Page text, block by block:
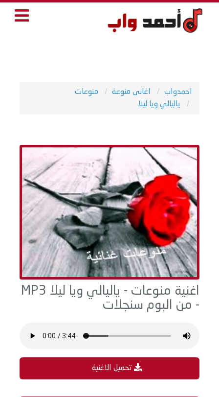
احمدواب اغانى منوعة
منوعات
ياليالي ويا ليلا
اغنية منوعات - ياليالي ويا ليلا MP3
- من البوم سنجلات
تحميل الاغنية